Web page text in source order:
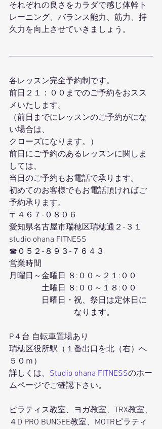
それぞれの良さをカラダで感じ体幹ト
レーニング、バランス能力、筋力、持
久力を向上させていきましょう。
各レッスン完全予約制です。
前日２１：００までのご予約をおスス
メいたします。
（前日までにレッスンのご予約がにな
い場合は、
クローズになります。）
前日にご予約のあるレッスンに関しま
しては、
当日のご予約もお電話で承ります。
初めてのお客様でもお電話頂ければご
予約承ります。
〒４６７-０８０６
愛知県名古屋市瑞穂区瑞穂通２-３１
studio ohana FITNESS
☎０５２-８９３-７６４３
営業時間
月曜日～金曜日 ８:００～２１:００
土曜日 ８:００～１８:００
日曜日・祝、祭日は定休日に
なります。
P４台 自転車置場あり
瑞穂区役所駅（１番出口を北（右）へ
５０ｍ）
詳しくは、 Studio ohana FITNESSのホー
ムページでご確認下さい。
ピラティス教室、ヨガ教室、TRX教室、
４D PRO BUNGEE教室、MOTRピラティ